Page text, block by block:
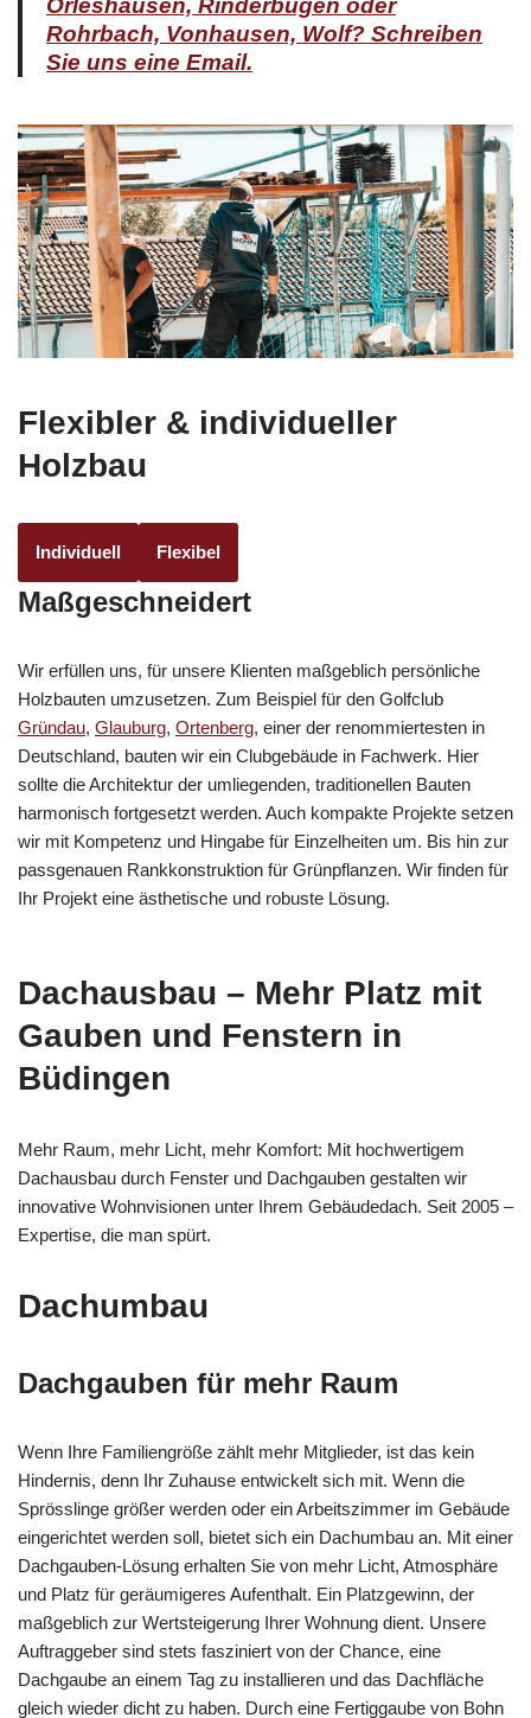
Flexibler & individueller
Holzbau
Individuell Flexibel
Maßgeschneidert
Wir erfüllen uns, für unsere Klienten maßgeblich persönliche
Holzbauten umzusetzen. Zum Beispiel für den Golfclub
Gründau, Glauburg, Ortenberg, einer der renommiertesten in
Deutschland, bauten wir ein Clubgebäude in Fachwerk. Hier
sollte die Architektur der umliegenden, traditionellen Bauten
harmonisch fortgesetzt werden. Auch kompakte Projekte setzen
wir mit Kompetenz und Hingabe für Einzelheiten um. Bis hin zur
passgenauen Rankkonstruktion für Grünpflanzen. Wir finden für
Ihr Projekt eine ästhetische und robuste Lösung.
Dachausbau – Mehr Platz mit
Gauben und Fenstern in
Büdingen
Mehr Raum, mehr Licht, mehr Komfort: Mit hochwertigem
Dachausbau durch Fenster und Dachgauben gestalten wir
innovative Wohnvisionen unter Ihrem Gebäudedach. Seit 2005 –
Expertise, die man spürt.
Dachumbau
Dachgauben für mehr Raum
Wenn Ihre Familiengröße zählt mehr Mitglieder, ist das kein
Hindernis, denn Ihr Zuhause entwickelt sich mit. Wenn die
Sprösslinge größer werden oder ein Arbeitszimmer im Gebäude
eingerichtet werden soll, bietet sich ein Dachumbau an. Mit einer
Dachgauben-Lösung erhalten Sie von mehr Licht, Atmosphäre
und Platz für geräumigeres Aufenthalt. Ein Platzgewinn, der
maßgeblich zur Wertsteigerung Ihrer Wohnung dient. Unsere
Auftraggeber sind stets fasziniert von der Chance, eine
Dachgaube an einem Tag zu installieren und das Dachfläche
gleich wieder dicht zu haben. Durch eine Fertiggaube von Bohn